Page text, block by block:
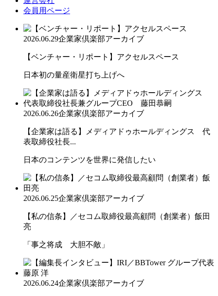
会員用ページ
2026.06.29企業家倶楽部アーカイブ
【ベンチャー・リポート】アクセルスペース
日本初の量産衛星打ち上げへ
2026.06.26企業家倶楽部アーカイブ
【企業家は語る】メディアドゥホールディングス 代
表取締役社長...
日本のコンテンツを世界に発信したい
2026.06.25企業家倶楽部アーカイブ
【私の信条】／セコム取締役最高顧問（創業者）飯田
亮
「事之将成 大胆不敵」
2026.06.24企業家倶楽部アーカイブ